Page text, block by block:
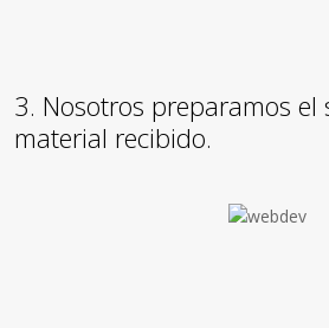
3. Nosotros preparamos el
material recibido.